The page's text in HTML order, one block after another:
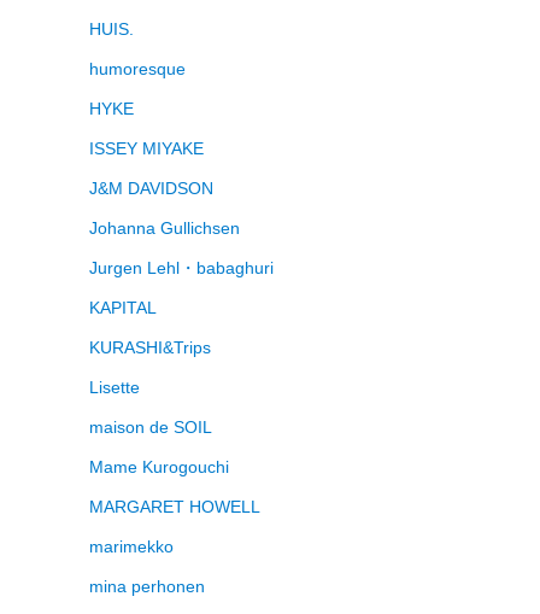
HUIS.
humoresque
HYKE
ISSEY MIYAKE
J&M DAVIDSON
Johanna Gullichsen
Jurgen Lehl・babaghuri
KAPITAL
KURASHI&Trips
Lisette
maison de SOIL
Mame Kurogouchi
MARGARET HOWELL
marimekko
mina perhonen